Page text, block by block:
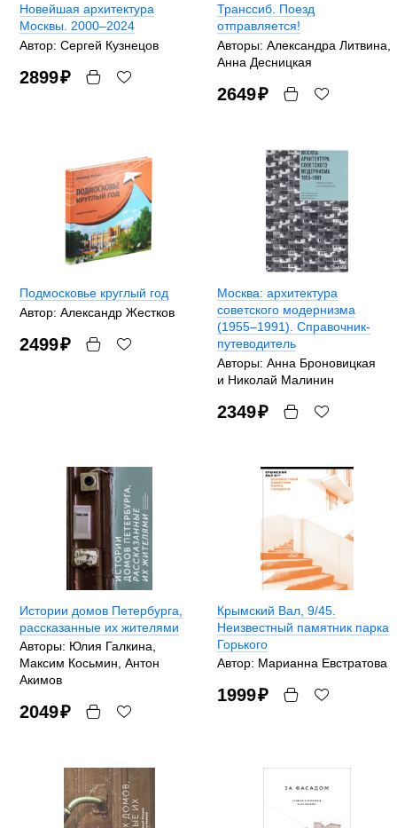
Новейшая архитектура
Москвы. 2000–2024
Автор: Сергей Кузнецов
2899₽
Транссиб. Поезд
отправляется!
Авторы: Александра Литвина,
Анна Десницкая
2649₽
Подмосковье круглый год
Автор: Александр Жестков
2499₽
Москва: архитектура
советского модернизма
(1955–1991). Справочник-
путеводитель
Авторы: Анна Броновицкая
и Николай Малинин
2349₽
Истории домов Петербурга,
рассказанные их жителями
Авторы: Юлия Галкина,
Максим Косьмин, Антон
Акимов
2049₽
Крымский Вал, 9/45.
Неизвестный памятник парка
Горького
Автор: Марианна Евстратова
1999₽